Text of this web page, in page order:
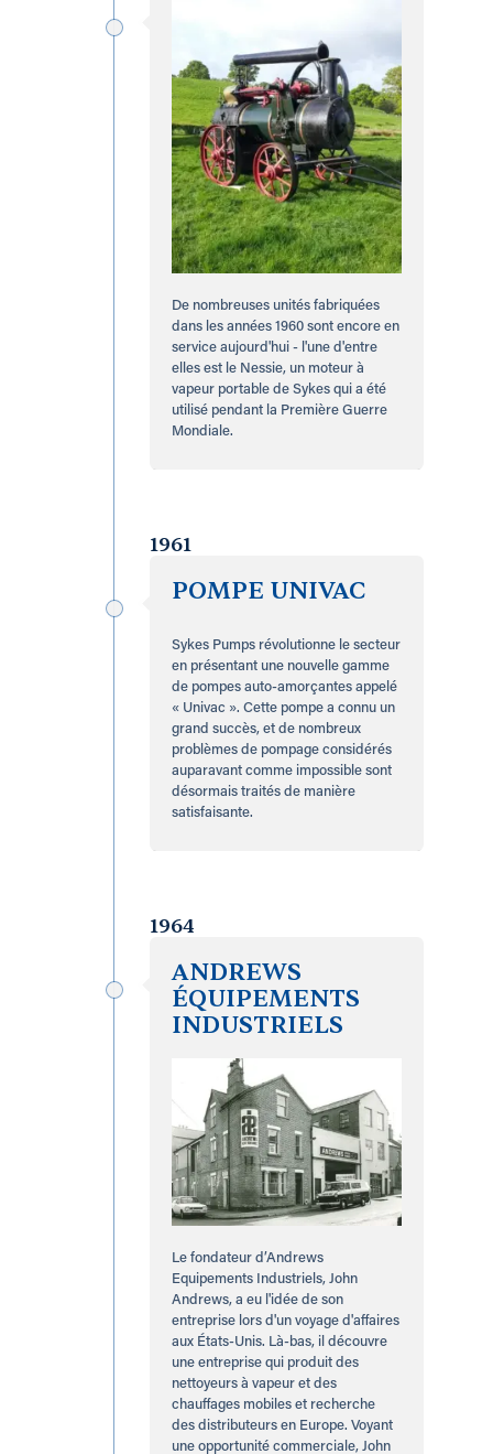
De nombreuses unités fabriquées
dans les années 1960 sont encore en
service aujourd'hui - l'une d'entre
elles est le Nessie, un moteur à
vapeur portable de Sykes qui a été
utilisé pendant la Première Guerre
Mondiale.
1961
POMPE UNIVAC
Sykes Pumps révolutionne le secteur
en présentant une nouvelle gamme
de pompes auto-amorçantes appelé
« Univac ». Cette pompe a connu un
grand succès, et de nombreux
problèmes de pompage considérés
auparavant comme impossible sont
désormais traités de manière
satisfaisante.
1964
ANDREWS
ÉQUIPEMENTS
INDUSTRIELS
Le fondateur d’Andrews
Equipements Industriels, John
Andrews, a eu l'idée de son
entreprise lors d'un voyage d'affaires
aux États-Unis. Là-bas, il découvre
une entreprise qui produit des
nettoyeurs à vapeur et des
chauffages mobiles et recherche
des distributeurs en Europe. Voyant
une opportunité commerciale, John